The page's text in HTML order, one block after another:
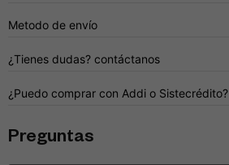
Metodo de envío
¿Tienes dudas? contáctanos
¿Puedo comprar con Addi o Sistecrédito?
Preguntas